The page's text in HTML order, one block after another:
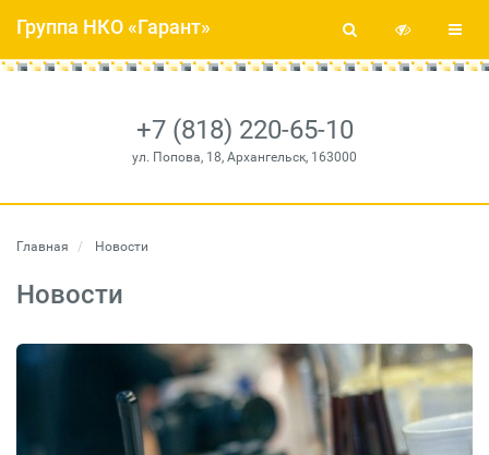
+7 (818) 220-65-10
ул. Попова, 18, Архангельск, 163000
Группа НКО «Гарант»
Главная Новости
Новости